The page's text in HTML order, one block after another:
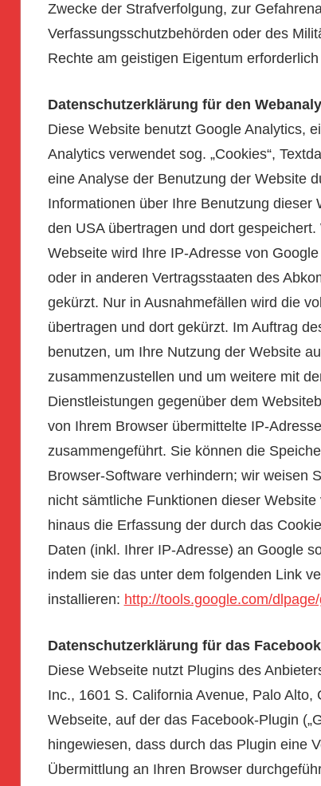
Zwecke der Strafverfolgung, zur
Verfassungsschutzbehörden oder des
Rechte am geistigen Eigentum erforderlich
Datenschutzerklärung für den
Diese Website benutzt Google Analytics,
Analytics verwendet sog. „Cookies“,
eine Analyse der Benutzung der Website
Informationen über Ihre Benutzung
den USA übertragen und dort
Webseite wird Ihre IP-Adresse von
oder in anderen Vertragsstaaten des
gekürzt. Nur in Ausnahmefällen wird die
übertragen und dort gekürzt. Im Auftrag
benutzen, um Ihre Nutzung der Website
zusammenzustellen und um weitere mit
Dienstleistungen gegenüber dem
von Ihrem Browser übermittelte IP-
zusammengeführt. Sie können die
Browser-Software verhindern; wir weisen
nicht sämtliche Funktionen dieser
hinaus die Erfassung der durch das
Daten (inkl. Ihrer IP-Adresse) an Google
indem sie das unter dem folgenden Link
installieren: http://tools.google.com/
Datenschutzerklärung für das
Diese Webseite nutzt Plugins des
Inc., 1601 S. California Avenue, Palo
Webseite, auf der das Facebook-Plugin
hingewiesen, dass durch das Plugin eine
Übermittlung an Ihren Browser